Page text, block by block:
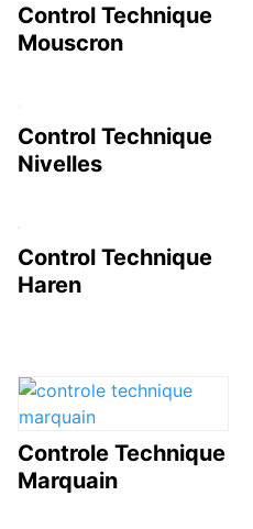
Control Technique
Mouscron
Control Technique
Nivelles
Control Technique
Haren
Controle Technique
Marquain